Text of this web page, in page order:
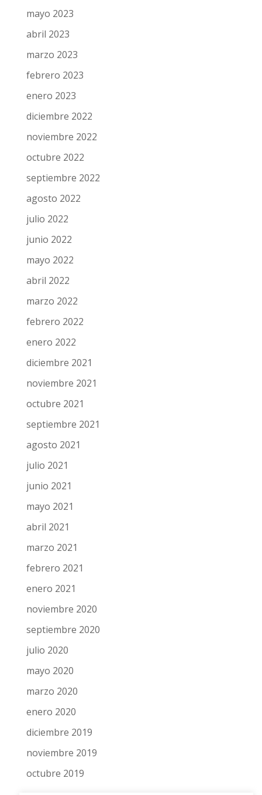
mayo 2023
abril 2023
marzo 2023
febrero 2023
enero 2023
diciembre 2022
noviembre 2022
octubre 2022
septiembre 2022
agosto 2022
julio 2022
junio 2022
mayo 2022
abril 2022
marzo 2022
febrero 2022
enero 2022
diciembre 2021
noviembre 2021
octubre 2021
septiembre 2021
agosto 2021
julio 2021
junio 2021
mayo 2021
abril 2021
marzo 2021
febrero 2021
enero 2021
noviembre 2020
septiembre 2020
julio 2020
mayo 2020
marzo 2020
enero 2020
diciembre 2019
noviembre 2019
octubre 2019